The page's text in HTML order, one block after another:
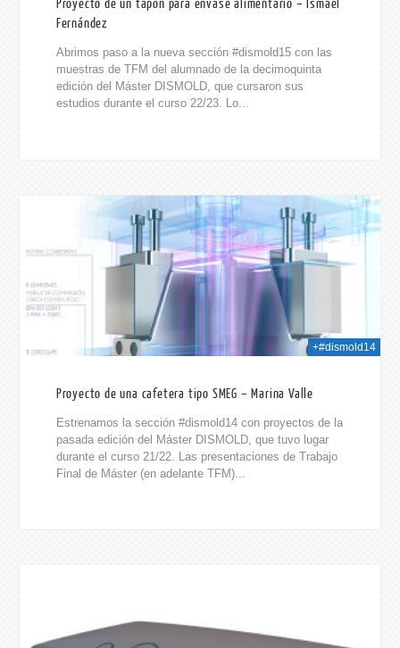
Proyecto de un tapón para envase alimentario – Ismael
Fernández
Abrimos paso a la nueva sección #dismold15 con las
muestras de TFM del alumnado de la decimoquinta
edición del Máster DISMOLD, que cursaron sus
estudios durante el curso 22/23. Lo...
+#dismold14
Proyecto de una cafetera tipo SMEG – Marina Valle
Estrenamos la sección #dismold14 con proyectos de la
pasada edición del Máster DISMOLD, que tuvo lugar
durante el curso 21/22. Las presentaciones de Trabajo
Final de Máster (en adelante TFM)...